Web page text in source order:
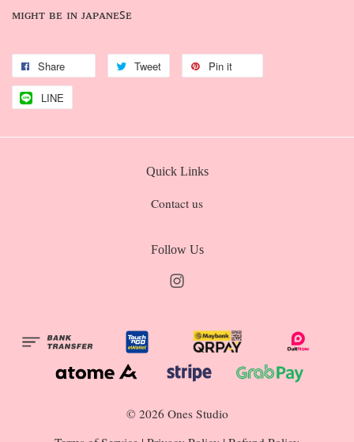
ᴍɪɢʜᴛ ʙᴇ ɪɴ ᴊᴀᴘᴀɴᴇꜱᴇ
Share Tweet Pin it
LINE
Quick Links
Contact us
Follow Us
© 2026 Ones Studio